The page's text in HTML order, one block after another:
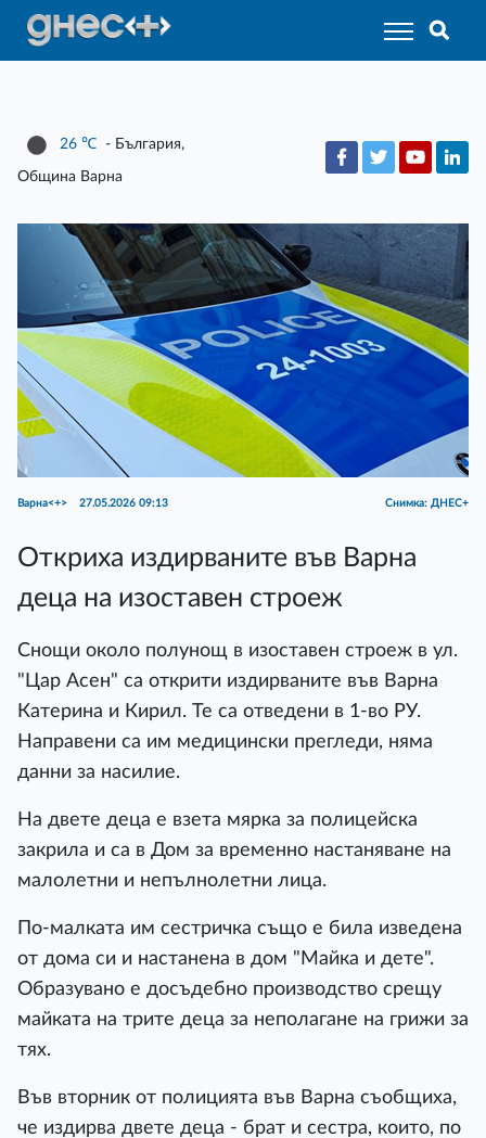
26 ℃ - България,
Община Варна
Варна<+> 27.05.2026 09:13 Снимка: ДНЕС+
Откриха издирваните във Варна
деца на изоставен строеж
Снощи около полунощ в изоставен строеж в ул.
"Цар Асен" са открити издирваните във Варна
Катерина и Кирил. Те са отведени в 1-во РУ.
Направени са им медицински прегледи, няма
данни за насилие.
На двете деца е взета мярка за полицейска
закрила и са в Дом за временно настаняване на
малолетни и непълнолетни лица.
По-малката им сестричка също е била изведена
от дома си и настанена в дом "Майка и дете".
Образувано е досъдебно производство срещу
майката на трите деца за неполагане на грижи за
тях.
Във вторник от полицията във Варна съобщиха,
че издирва двете деца - брат и сестра, които, по